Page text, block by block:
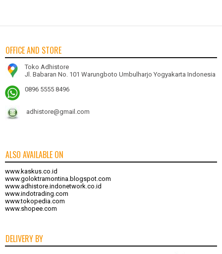
OFFICE AND STORE
Toko Adhistore
Jl. Babaran No. 101 Warungboto Umbulharjo Yogyakarta Indonesia
0896 5555 8496
adhistore@gmail.com
ALSO AVAILABLE ON
www.kaskus.co.id
www.goloktramontina.blogspot.com
www.adhistore.indonetwork.co.id
www.indotrading.com
www.tokopedia.com
www.shopee.com
DELIVERY BY